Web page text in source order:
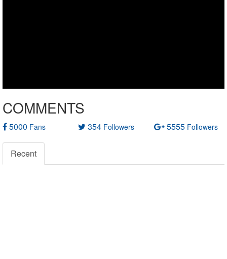
COMMENTS
5000 Fans 354 Followers 5555 Followers
Recent